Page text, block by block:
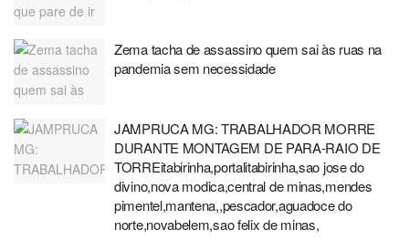
Zema tacha de assassino quem sai às ruas na
pandemia sem necessidade
JAMPRUCA MG: TRABALHADOR MORRE
DURANTE MONTAGEM DE PARA-RAIO DE
TORREitabirinha,portalitabirinha,sao jose do
divino,nova modica,central de minas,mendes
pimentel,mantena,,pescador,aguadoce do
norte,novabelem,sao felix de minas,